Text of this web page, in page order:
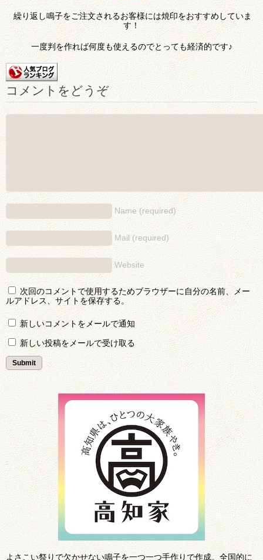
繰り返し鳴子をご注文されるお客様には焼印をおすすめしていま
す！
一度判を作れば何度も使えるのでとっても経済的です♪
コメントをどうぞ
Name (required)
Mail (required)
Website
次回のコメントで使用するためブラウザーに自分の名前、メー
ルアドレス、サイトを保存する。
新しいコメントをメールで通知
新しい投稿をメールで受け取る
よさこい祭りで欠かせない鳴子を一つ一つ手作りで作成。全国的に